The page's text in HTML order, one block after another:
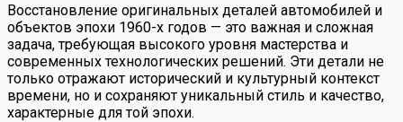
Восстановление оригинальных деталей автомобилей и
объектов эпохи 1960-х годов — это важная и сложная
задача, требующая высокого уровня мастерства и
современных технологических решений. Эти детали не
только отражают исторический и культурный контекст
времени, но и сохраняют уникальный стиль и качество,
характерные для той эпохи.